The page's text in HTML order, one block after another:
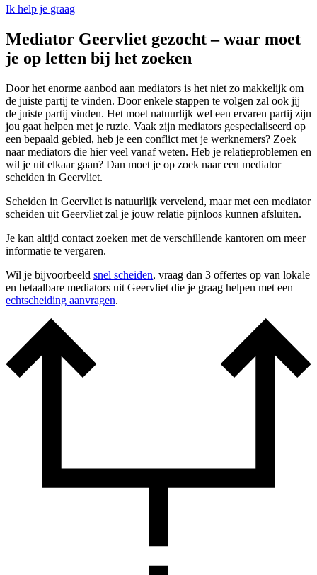
Ik help je graag
Mediator Geervliet gezocht – waar moet
je op letten bij het zoeken
Door het enorme aanbod aan mediators is het niet zo makkelijk om
de juiste partij te vinden. Door enkele stappen te volgen zal ook jij
de juiste partij vinden. Het moet natuurlijk wel een ervaren partij zijn
jou gaat helpen met je ruzie. Vaak zijn mediators gespecialiseerd op
een bepaald gebied, heb je een conflict met je werknemers? Zoek
naar mediators die hier veel vanaf weten. Heb je relatieproblemen en
wil je uit elkaar gaan? Dan moet je op zoek naar een mediator
scheiden in Geervliet.
Scheiden in Geervliet is natuurlijk vervelend, maar met een mediator
scheiden uit Geervliet zal je jouw relatie pijnloos kunnen afsluiten.
Je kan altijd contact zoeken met de verschillende kantoren om meer
informatie te vergaren.
Wil je bijvoorbeeld snel scheiden, vraag dan 3 offertes op van lokale
en betaalbare mediators uit Geervliet die je graag helpen met een
echtscheiding aanvragen.